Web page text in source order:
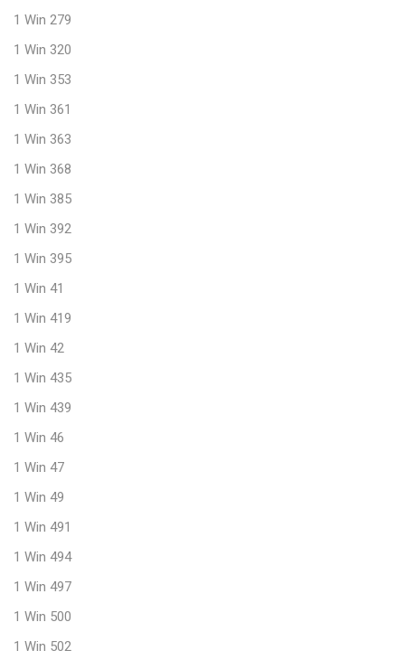
1 Win 279
1 Win 320
1 Win 353
1 Win 361
1 Win 363
1 Win 368
1 Win 385
1 Win 392
1 Win 395
1 Win 41
1 Win 419
1 Win 42
1 Win 435
1 Win 439
1 Win 46
1 Win 47
1 Win 49
1 Win 491
1 Win 494
1 Win 497
1 Win 500
1 Win 502